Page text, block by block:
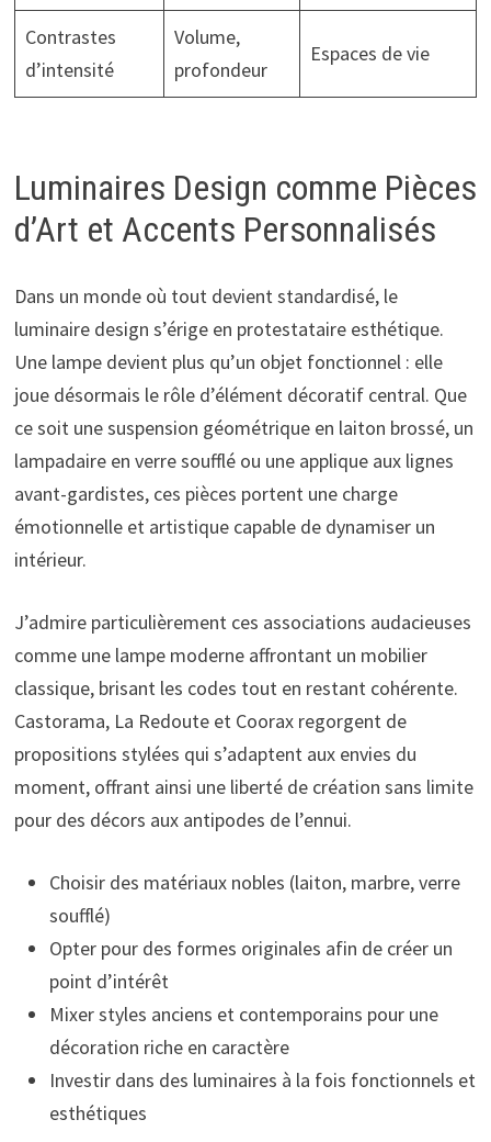
Contrastes
d’intensité
Volume,
profondeur
Espaces de vie
Luminaires Design comme Pièces
d’Art et Accents Personnalisés
Dans un monde où tout devient standardisé, le
luminaire design s’érige en protestataire esthétique.
Une lampe devient plus qu’un objet fonctionnel : elle
joue désormais le rôle d’élément décoratif central. Que
ce soit une suspension géométrique en laiton brossé, un
lampadaire en verre soufflé ou une applique aux lignes
avant-gardistes, ces pièces portent une charge
émotionnelle et artistique capable de dynamiser un
intérieur.
J’admire particulièrement ces associations audacieuses
comme une lampe moderne affrontant un mobilier
classique, brisant les codes tout en restant cohérente.
Castorama, La Redoute et Coorax regorgent de
propositions stylées qui s’adaptent aux envies du
moment, offrant ainsi une liberté de création sans limite
pour des décors aux antipodes de l’ennui.
Choisir des matériaux nobles (laiton, marbre, verre
soufflé)
Opter pour des formes originales afin de créer un
point d’intérêt
Mixer styles anciens et contemporains pour une
décoration riche en caractère
Investir dans des luminaires à la fois fonctionnels et
esthétiques